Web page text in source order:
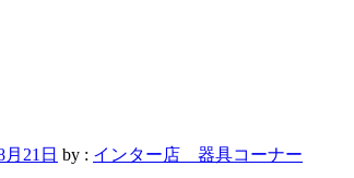
月21日 by : インター店 器具コーナー